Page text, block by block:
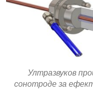
Ултразвуков
сонотроде за